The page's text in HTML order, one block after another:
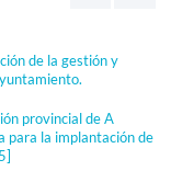
de la gestión y
provincial de A
para la implantación de